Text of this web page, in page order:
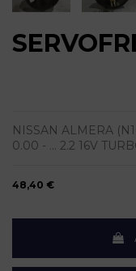
NISSAN ALMERA
0.00 - ... 2.2 16V
48,40 €